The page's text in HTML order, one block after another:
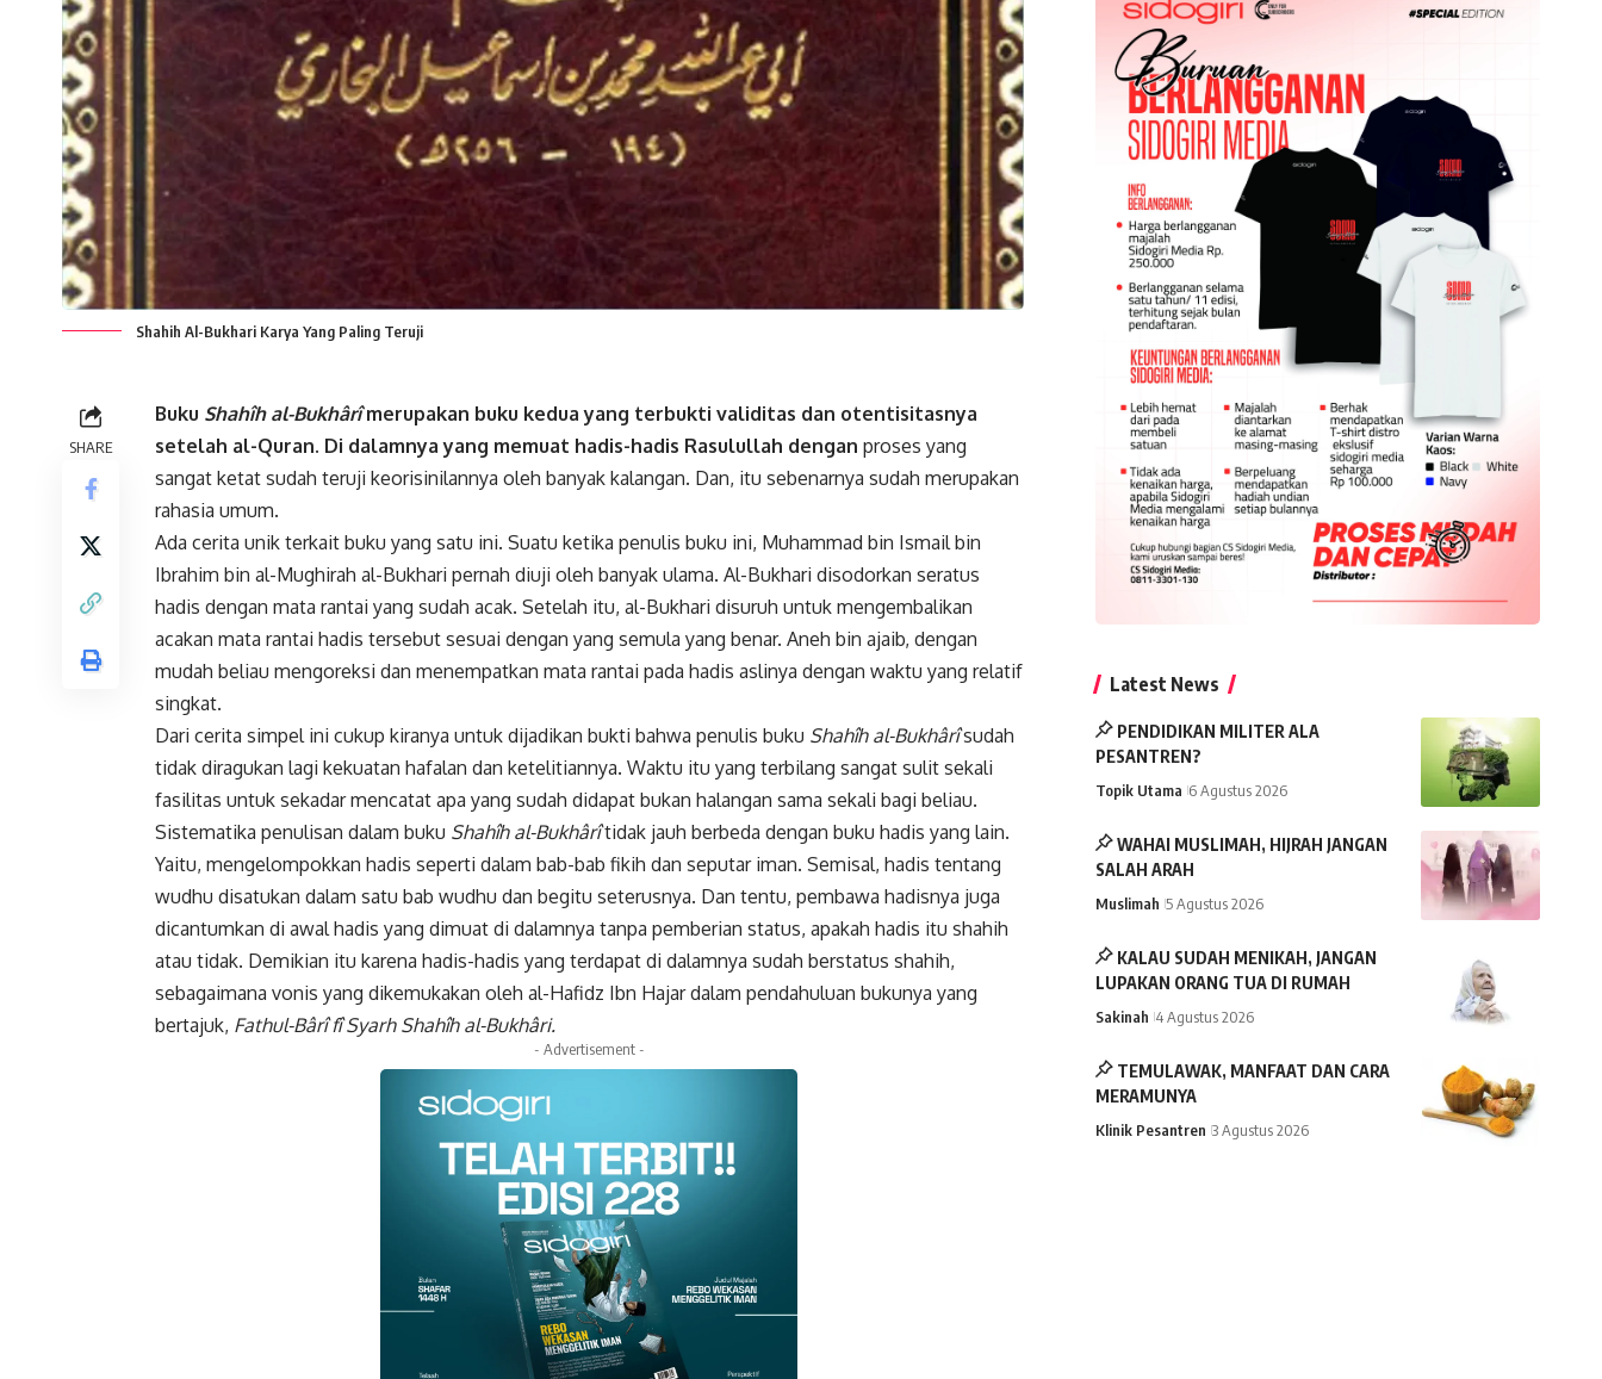
Shahih Al-Bukhari Karya Yang Paling Teruji
SHARE
Buku Shahîh al-Bukhârîmerupakan buku kedua yang terbukti validitas dan otentisitasnya
setelah al-Quran. Di dalamnya yang memuat hadis-hadis Rasulullah dengan proses yang
sangat ketat sudah teruji keorisinilannya oleh banyak kalangan. Dan, itu sebenarnya sudah merupakan
rahasia umum.
Ada cerita unik terkait buku yang satu ini. Suatu ketika penulis buku ini, Muhammad bin Ismail bin
Ibrahim bin al-Mughirah al-Bukhari pernah diuji oleh banyak ulama. Al-Bukhari disodorkan seratus
hadis dengan mata rantai yang sudah acak. Setelah itu, al-Bukhari disuruh untuk mengembalikan
acakan mata rantai hadis tersebut sesuai dengan yang semula yang benar. Aneh bin ajaib, dengan
mudah beliau mengoreksi dan menempatkan mata rantai pada hadis aslinya dengan waktu yang relatif
singkat.
Dari cerita simpel ini cukup kiranya untuk dijadikan bukti bahwa penulis buku Shahîh al-Bukhârîsudah
tidak diragukan lagi kekuatan hafalan dan ketelitiannya. Waktu itu yang terbilang sangat sulit sekali
fasilitas untuk sekadar mencatat apa yang sudah didapat bukan halangan sama sekali bagi beliau.
Sistematika penulisan dalam buku Shahîh al-Bukhârîtidak jauh berbeda dengan buku hadis yang lain.
Yaitu, mengelompokkan hadis seperti dalam bab-bab fikih dan seputar iman. Semisal, hadis tentang
wudhu disatukan dalam satu bab wudhu dan begitu seterusnya. Dan tentu, pembawa hadisnya juga
dicantumkan di awal hadis yang dimuat di dalamnya tanpa pemberian status, apakah hadis itu shahih
atau tidak. Demikian itu karena hadis-hadis yang terdapat di dalamnya sudah berstatus shahih,
sebagaimana vonis yang dikemukakan oleh al-Hafidz Ibn Hajar dalam pendahuluan bukunya yang
bertajuk, Fathul-Bârî fî Syarh Shahîh al-Bukhâri.
- Advertisement -
Facebook
Gmail
Latest News
PENDIDIKAN MILITER ALA
PESANTREN?
Topik Utama 6 Agustus 2026
WAHAI MUSLIMAH, HIJRAH JANGAN
SALAH ARAH
Muslimah 5 Agustus 2026
KALAU SUDAH MENIKAH, JANGAN
LUPAKAN ORANG TUA DI RUMAH
Sakinah 4 Agustus 2026
TEMULAWAK, MANFAAT DAN CARA
MERAMUNYA
Klinik Pesantren 3 Agustus 2026